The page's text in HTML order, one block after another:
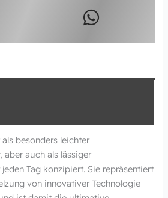
besonders leichter
aber auch als lässiger
Tag konzipiert. Sie repräsentiert
von innovativer Technologie